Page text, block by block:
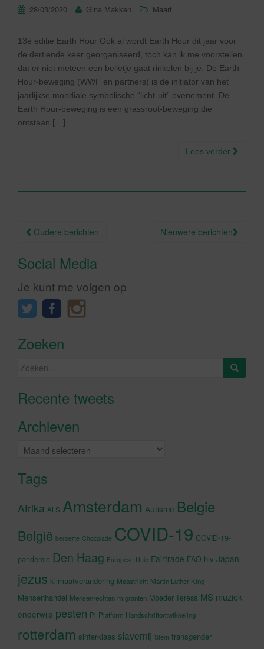
28/03/2020 Gina Makken Maart
13e editie Earth Hour Ook al wordt Earth Hour dit jaar voor
de dertiende keer georganiseerd, toch kan ik me voorstellen
dat er niet meteen een belletje gaat rinkelen bij je. De Earth
Hour-beweging (WWF en partners) is de initiator van het
jaarlijkse mondiale symbolische “licht-uit” evenement. De
Earth Hour-beweging is een grassroot-beweging die
ontstaan […]
Lees verder
Berichtnavigatie
Oudere berichten Nieuwere berichten
Social Media
Je kunt me volgen op
Zoeken
Zoeken
Recente tweetsKlik om marketing cookies te
Archieven
Archieven
Tags
Afrika ALS Amsterdam Autisme Belgie
België beroerte Chocolade COVID-19 COVID-19-
pandemie Den Haag Europese Unie Fairtrade FAO hiv Japan
jezus klimaatverandering Maastricht Martin Luther King
Mensenhandel Mensenrechten migranten Moeder Teresa MS muziek
onderwijs pesten Pi Platform Handschriftontwikkeling
rotterdam sinterklaas slavernij Stem transgender